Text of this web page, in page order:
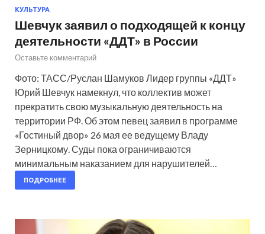
КУЛЬТУРА
Шевчук заявил о подходящей к концу
деятельности «ДДТ» в России
Оставьте комментарий
Фото: ТАСС/Руслан Шамуков Лидер группы «ДДТ»
Юрий Шевчук намекнул, что коллектив может
прекратить свою музыкальную деятельность на
территории РФ. Об этом певец заявил в программе
«Гостиный двор» 26 мая ее ведущему Владу
Зерницкому. Суды пока ограничиваются
минимальным наказанием для нарушителей…
ПОДРОБНЕЕ